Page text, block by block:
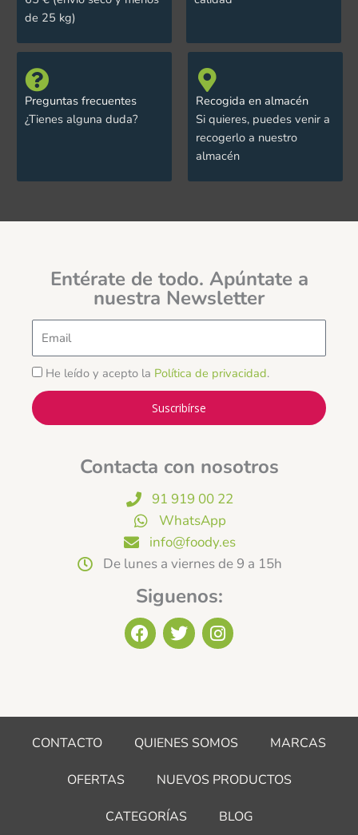
de 25 kg)
Preguntas frecuentes
¿Tienes alguna duda?
Recogida en almacén
Si quieres, puedes venir a
recogerlo a nuestro
almacén
Entérate de todo. Apúntate a
nuestra Newsletter
He leído y acepto la Política de privacidad.
Suscribírse
Contacta con nosotros
91 919 00 22
WhatsApp
info@foody.es
De lunes a viernes de 9 a 15h
Siguenos:
F
a
o
k
T
w
e
I
n
g
a
CONTACTO QUIENES SOMOS MARCAS
OFERTAS NUEVOS PRODUCTOS
CATEGORÍAS BLOG